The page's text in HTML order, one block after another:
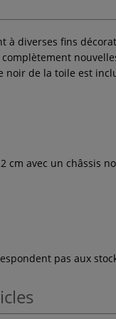
à diverses fins
noir de la toile est
cm avec un châssis
pas aux